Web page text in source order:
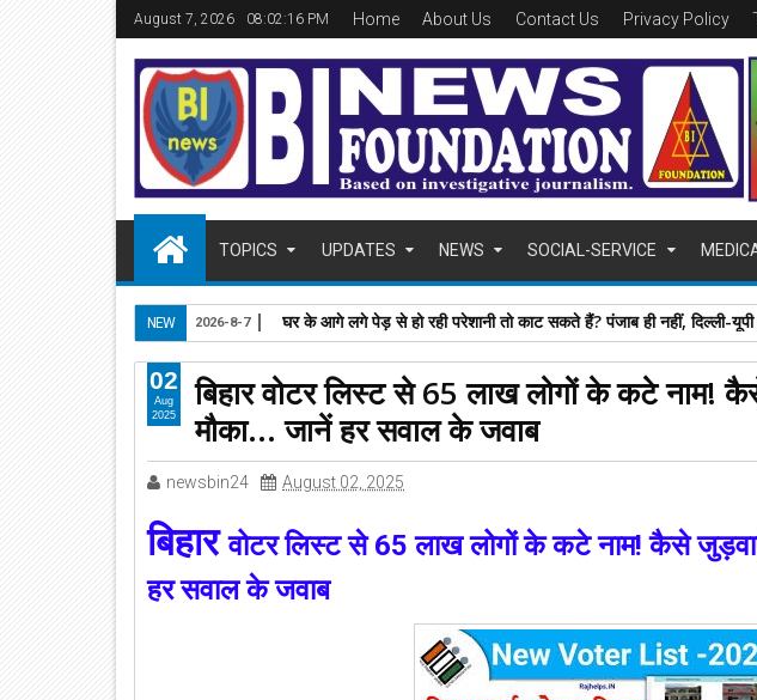
August 7, 2026 08:02:17 PM Home About Us Contact Us Privacy Policy
TOPICS UPDATES NEWS SOCIAL-SERVICE
NEW घर के आगे लगे पेड़ से हो रही परेशानी तो काट सकते हैं? पंजाब ही नहीं, दिल्‍ली-
2026-8-7
बिहार वोटर लिस्‍ट से 65 लाख लोगों के कटे नाम!
मौका... जानें हर सवाल के जवाब
newsbin24 August 02, 2025
बिहारवोटरलिस्‍ट से 65 लाख लोगों के कटे नाम! कैसे
हर सवाल के जवाब
02
Aug
2025